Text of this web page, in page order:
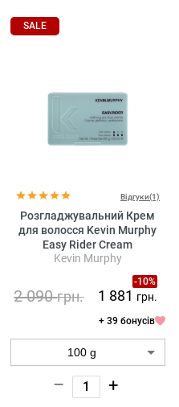
SALE
Відгуки(1)
Розгладжувальний Крем
для волосся Kevin Murphy
Easy Rider Cream
Kevin Murphy
-10%
2 090грн. 1 881 грн.
+ 39 бонусів
– +